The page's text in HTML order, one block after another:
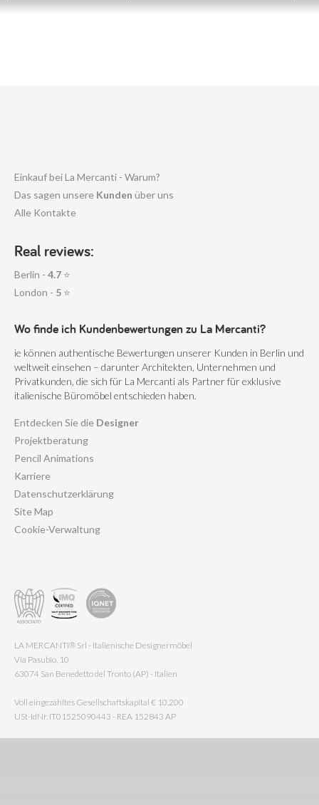
Einkauf bei La Mercanti - Warum?
Das sagen unsere Kunden über uns
Alle Kontakte
Real reviews:
Berlin - 4.7 ⭐
London - 5 ⭐
Wo finde ich Kundenbewertungen zu La Mercanti?
ie können authentische Bewertungen unserer Kunden in Berlin und
weltweit einsehen – darunter Architekten, Unternehmen und
Privatkunden, die sich für La Mercanti als Partner für exklusive
italienische Büromöbel entschieden haben.
Entdecken Sie die Designer
Projektberatung
Pencil Animations
Karriere
Datenschutzerklärung
Site Map
Cookie-Verwaltung
LA MERCANTI® Srl - Italienische Designermöbel
Via Pasubio, 10
63074 San Benedetto del Tronto (AP) - Italien
Voll eingezahltes Gesellschaftskapital € 10.200
USt-IdNr. IT01525090443 - REA 152843 AP